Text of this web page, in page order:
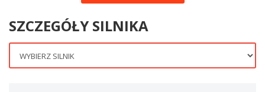
SZCZEGÓŁY SILNIKA